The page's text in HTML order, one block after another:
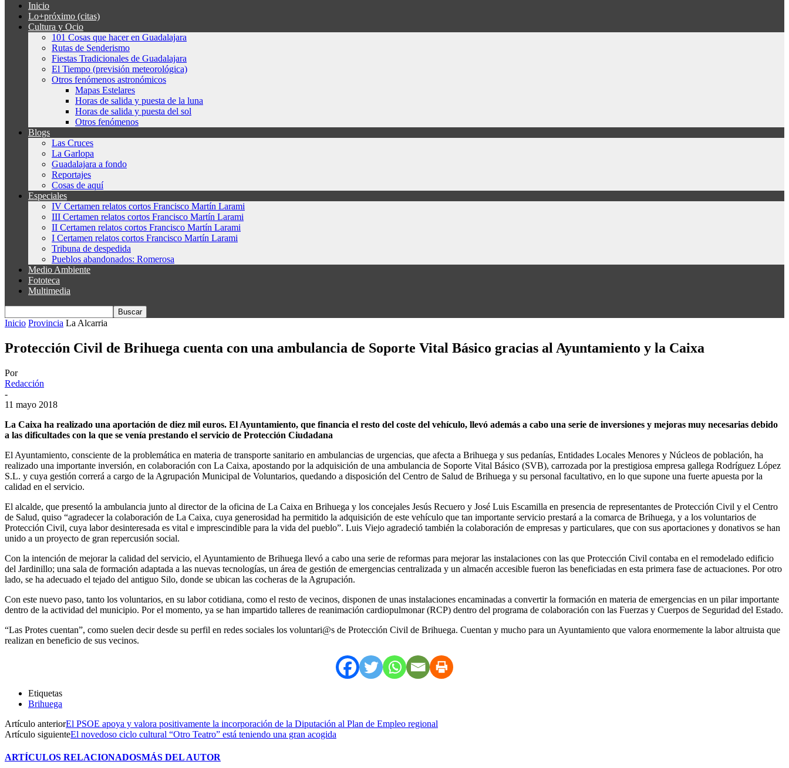
Inicio
Lo+próximo (citas)
Cultura y Ocio
101 Cosas que hacer en Guadalajara
Rutas de Senderismo
Fiestas Tradicionales de Guadalajara
El Tiempo (previsión meteorológica)
Otros fenómenos astronómicos
Mapas Estelares
Horas de salida y puesta de la luna
Horas de salida y puesta del sol
Otros fenómenos
Blogs
Las Cruces
La Garlopa
Guadalajara a fondo
Reportajes
Cosas de aquí
Especiales
IV Certamen relatos cortos Francisco Martín Larami
III Certamen relatos cortos Francisco Martín Larami
II Certamen relatos cortos Francisco Martín Larami
I Certamen relatos cortos Francisco Martín Larami
Tribuna de despedida
Pueblos abandonados: Romerosa
Medio Ambiente
Fototeca
Multimedia
Inicio Provincia La Alcarria
Protección Civil de Brihuega cuenta con una ambulancia de Soporte Vital Básico gracias al Ayuntamiento y la Caixa
Por
Redacción
-
11 mayo 2018
La Caixa ha realizado una aportación de diez mil euros. El Ayuntamiento, que financia el resto del coste del vehículo, llevó además a cabo una serie de inversiones y mejoras muy necesarias debido
a las dificultades con la que se venía prestando el servicio de Protección Ciudadana
El Ayuntamiento, consciente de la problemática en materia de transporte sanitario en ambulancias de urgencias, que afecta a Brihuega y sus pedanías, Entidades Locales Menores y Núcleos de población, ha
realizado una importante inversión, en colaboración con La Caixa, apostando por la adquisición de una ambulancia de Soporte Vital Básico (SVB), carrozada por la prestigiosa empresa gallega Rodríguez López
S.L. y cuya gestión correrá a cargo de la Agrupación Municipal de Voluntarios, quedando a disposición del Centro de Salud de Brihuega y su personal facultativo, en lo que supone una fuerte apuesta por la
calidad en el servicio.
El alcalde, que presentó la ambulancia junto al director de la oficina de La Caixa en Brihuega y los concejales Jesús Recuero y José Luis Escamilla en presencia de representantes de Protección Civil y el Centro
de Salud, quiso “agradecer la colaboración de La Caixa, cuya generosidad ha permitido la adquisición de este vehículo que tan importante servicio prestará a la comarca de Brihuega, y a los voluntarios de
Protección Civil, cuya labor desinteresada es vital e imprescindible para la vida del pueblo”. Luis Viejo agradeció también la colaboración de empresas y particulares, que con sus aportaciones y donativos se han
unido a un proyecto de gran repercusión social.
Con la intención de mejorar la calidad del servicio, el Ayuntamiento de Brihuega llevó a cabo una serie de reformas para mejorar las instalaciones con las que Protección Civil contaba en el remodelado edificio
del Jardinillo; una sala de formación adaptada a las nuevas tecnologías, un área de gestión de emergencias centralizada y un almacén accesible fueron las beneficiadas en esta primera fase de actuaciones. Por otro
lado, se ha adecuado el tejado del antiguo Silo, donde se ubican las cocheras de la Agrupación.
Con este nuevo paso, tanto los voluntarios, en su labor cotidiana, como el resto de vecinos, disponen de unas instalaciones encaminadas a convertir la formación en materia de emergencias en un pilar importante
dentro de la actividad del municipio. Por el momento, ya se han impartido talleres de reanimación cardiopulmonar (RCP) dentro del programa de colaboración con las Fuerzas y Cuerpos de Seguridad del Estado.
“Las Protes cuentan”, como suelen decir desde su perfil en redes sociales los voluntari@s de Protección Civil de Brihuega. Cuentan y mucho para un Ayuntamiento que valora enormemente la labor altruista que
realizan en beneficio de sus vecinos.
Etiquetas
Brihuega
Artículo anteriorEl PSOE apoya y valora positivamente la incorporación de la Diputación al Plan de Empleo regional
Artículo siguienteEl novedoso ciclo cultural “Otro Teatro” está teniendo una gran acogida
ARTÍCULOS RELACIONADOSMÁS DEL AUTOR